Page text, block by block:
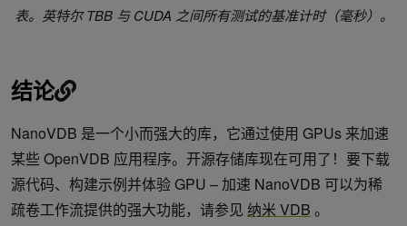
表。英特尔 TBB 与 CUDA 之间所有测试的基准计时（毫秒）。
结论
NanoVDB 是一个小而强大的库，它通过使用 GPUs 来加速
某些 OpenVDB 应用程序。开源存储库现在可用了！要下载
源代码、构建示例并体验 GPU – 加速 NanoVDB 可以为稀
疏卷工作流提供的强大功能，请参见 纳米 VDB 。